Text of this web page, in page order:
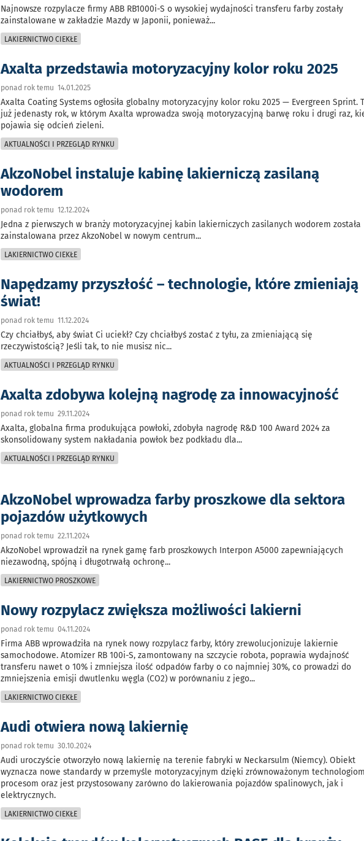
Najnowsze rozpylacze firmy ABB RB1000i-S o wysokiej wydajności transferu farby zostały
zainstalowane w zakładzie Mazdy w Japonii, ponieważ...
LAKIERNICTWO CIEKŁE
Axalta przedstawia motoryzacyjny kolor roku 2025
ponad rok temu 14.01.2025
Axalta Coating Systems ogłosiła globalny motoryzacyjny kolor roku 2025 — Evergreen Sprint.
już jedenasty rok, w którym Axalta wprowadza swoją motoryzacyjną barwę roku i drugi raz,
pojawia się odcień zieleni.
AKTUALNOŚCI I PRZEGLĄD RYNKU
AkzoNobel instaluje kabinę lakierniczą zasilaną
wodorem
ponad rok temu 12.12.2024
Jedna z pierwszych w branży motoryzacyjnej kabin lakierniczych zasilanych wodorem została
zainstalowana przez AkzoNobel w nowym centrum...
LAKIERNICTWO CIEKŁE
Napędzamy przyszłość – technologie, które zmieniają
świat!
ponad rok temu 11.12.2024
Czy chciałbyś, aby świat Ci uciekł? Czy chciałbyś zostać z tyłu, za zmieniającą się
rzeczywistością? Jeśli tak, to nie musisz nic...
AKTUALNOŚCI I PRZEGLĄD RYNKU
Axalta zdobywa kolejną nagrodę za innowacyjność
ponad rok temu 29.11.2024
Axalta, globalna firma produkująca powłoki, zdobyła nagrodę R&D 100 Award 2024 za
skonsolidowany system nakładania powłok bez podkładu dla...
AKTUALNOŚCI I PRZEGLĄD RYNKU
AkzoNobel wprowadza farby proszkowe dla sektora
pojazdów użytkowych
ponad rok temu 22.11.2024
AkzoNobel wprowadził na rynek gamę farb proszkowych Interpon A5000 zapewniających
niezawodną, spójną i długotrwałą ochronę...
LAKIERNICTWO PROSZKOWE
Nowy rozpylacz zwiększa możliwości lakierni
ponad rok temu 04.11.2024
Firma ABB wprowadziła na rynek nowy rozpylacz farby, który zrewolucjonizuje lakiernie
samochodowe. Atomizer RB 100i-S, zamontowany na szczycie robota, poprawia wydajność
transferu nawet o 10% i zmniejsza ilość odpadów farby o co najmniej 30%, co prowadzi do
zmniejszenia emisji dwutlenku węgla (CO2) w porównaniu z jego...
LAKIERNICTWO CIEKŁE
Audi otwiera nową lakiernię
ponad rok temu 30.10.2024
Audi uroczyście otworzyło nową lakiernię na terenie fabryki w Neckarsulm (Niemcy). Obiekt
wyznacza nowe standardy w przemyśle motoryzacyjnym dzięki zrównoważonym
procesom oraz jest przystosowany zarówno do lakierowania pojazdów spalinowych, jak i
elektrycznych.
LAKIERNICTWO CIEKŁE